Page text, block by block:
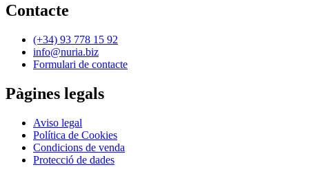
Contacte
(+34) 93 778 15 92
info@nuria.biz
Formulari de contacte
Pàgines legals
Aviso legal
Política de Cookies
Condicions de venda
Protecció de dades